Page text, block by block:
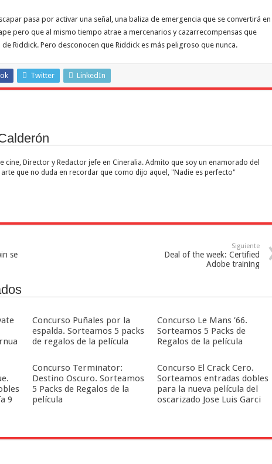
pasa por activar una señal, una baliza de emergencia que se convertirá en
pero que al mismo tiempo atrae a mercenarios y cazarrecompensas que
Riddick. Pero desconocen que Riddick es más peligroso que nunca.
Twitter LinkedIn
cine, Director y Redactor jefe en Cineralia. Admito que soy un enamorado del
que no duda en recordar que como dijo aquel, "Nadie es perfecto"
se
Siguiente
Deal of the week: Certified
Adobe training
Concurso Puñales por la
espalda. Sorteamos 5 packs
de regalos de la película
Concurso Le Mans ’66.
Sorteamos 5 Packs de
Regalos de la película
9
Concurso Terminator:
Destino Oscuro. Sorteamos
5 Packs de Regalos de la
película
Concurso El Crack Cero.
Sorteamos entradas dobles
para la nueva película del
oscarizado Jose Luis Garci